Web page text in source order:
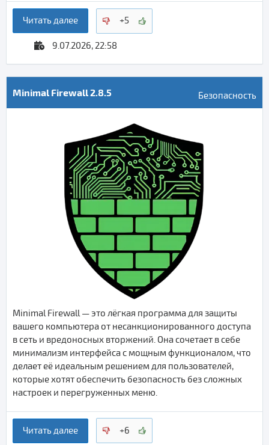
Читать далее +5
9.07.2026, 22:58
Minimal Firewall 2.8.5 Безопасность
Minimal Firewall — это лёгкая программа для защиты
вашего компьютера от несанкционированного доступа
в сеть и вредоносных вторжений. Она сочетает в себе
минимализм интерфейса с мощным функционалом, что
делает её идеальным решением для пользователей,
которые хотят обеспечить безопасность без сложных
настроек и перегруженных меню.
Читать далее +6